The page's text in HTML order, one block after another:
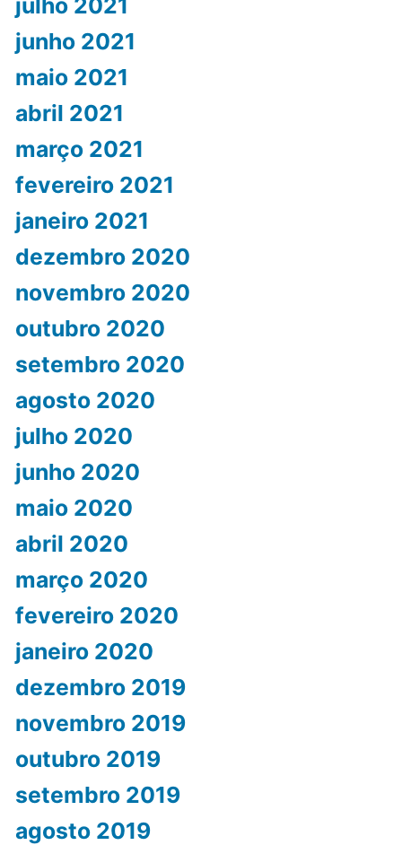
junho 2021
maio 2021
abril 2021
março 2021
fevereiro 2021
janeiro 2021
dezembro 2020
novembro 2020
outubro 2020
setembro 2020
agosto 2020
julho 2020
junho 2020
maio 2020
abril 2020
março 2020
fevereiro 2020
janeiro 2020
dezembro 2019
novembro 2019
outubro 2019
setembro 2019
agosto 2019